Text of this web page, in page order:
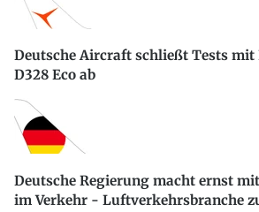
Deutsche Aircraft schließt Tests mit
D328 Eco ab
Deutsche Regierung macht ernst
im Verkehr - Luftverkehrsbranche